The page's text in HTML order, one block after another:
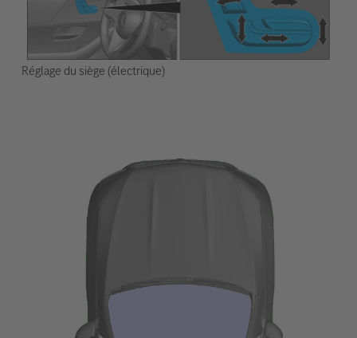
Réglage du siège (électrique)